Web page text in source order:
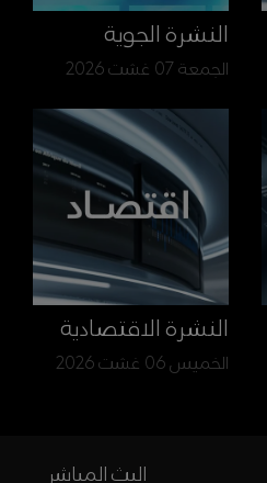
النشرة الجوية
الجمعة 07 غشت 2026
النشرة الاقتصادية
الخميس 06 غشت 2026
البث المباشر